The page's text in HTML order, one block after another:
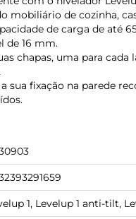
mobiliário de cozinha,
de carga de até
de 16 mm.
chapas, uma para cada
sua fixação na parede
1, Levelup 1 anti-tilt,